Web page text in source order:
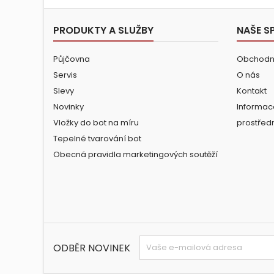
PRODUKTY A SLUŽBY
Půjčovna
Servis
Slevy
Novinky
Vložky do bot na míru
Tepelné tvarování bot
Obecná pravidla marketingových soutěží
NAŠE
O nás
Kontakt
ODBĚR NOVINEK